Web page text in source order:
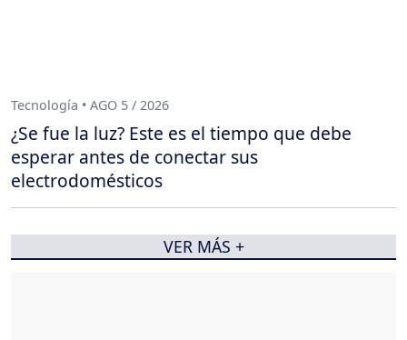
Tecnología • AGO 5 / 2026
¿Se fue la luz? Este es el tiempo que debe
esperar antes de conectar sus
electrodomésticos
VER MÁS +